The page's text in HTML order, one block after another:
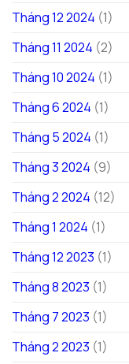
Tháng 12 2024 (1)
Tháng 11 2024 (2)
Tháng 10 2024 (1)
Tháng 6 2024 (1)
Tháng 5 2024 (1)
Tháng 3 2024 (9)
Tháng 2 2024 (12)
Tháng 1 2024 (1)
Tháng 12 2023 (1)
Tháng 8 2023 (1)
Tháng 7 2023 (1)
Tháng 2 2023 (1)